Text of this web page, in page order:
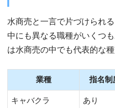
水商売と一言で片づけられ
中にも異なる職種がいくつ
は水商売の中でも代表的な
業種 指名制
キャバクラ あり